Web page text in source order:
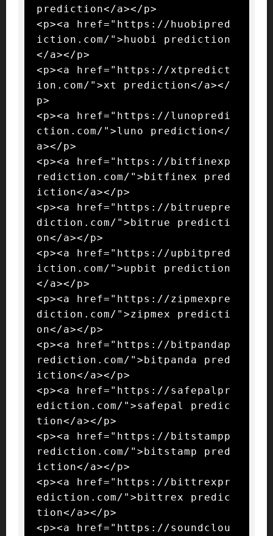
prediction</a></p>
<p><a href="https://huobipred
iction.com/">huobi prediction
</a></p>
<p><a href="https://xtpredict
ion.com/">xt prediction</a></
p>
<p><a href="https://lunopredi
ction.com/">luno prediction</
a></p>
<p><a href="https://bitfinexp
rediction.com/">bitfinex pred
iction</a></p>
<p><a href="https://bitruepre
diction.com/">bitrue predicti
on</a></p>
<p><a href="https://upbitpred
iction.com/">upbit prediction
</a></p>
<p><a href="https://zipmexpre
diction.com/">zipmex predicti
on</a></p>
<p><a href="https://bitpandap
rediction.com/">bitpanda pred
iction</a></p>
<p><a href="https://safepalpr
ediction.com/">safepal predic
tion</a></p>
<p><a href="https://bitstampp
rediction.com/">bitstamp pred
iction</a></p>
<p><a href="https://bittrexpr
ediction.com/">bittrex predic
tion</a></p>
<p><a href="https://soundclou